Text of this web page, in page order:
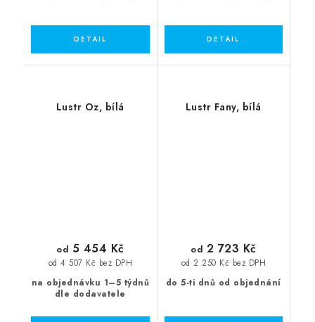
Lustr Oz, bílá
na objednávku 1–5 týdnů
dle dodavatele
od 4 507 Kč bez DPH
od 5 454 Kč
Lustr Fany, bílá
do 5-ti dnů od objednání
od 2 250 Kč bez DPH
od 2 723 Kč